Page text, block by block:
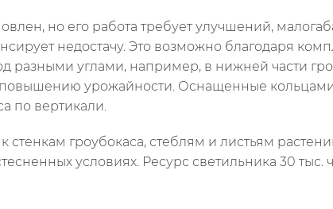
но его работа требует улучшений,
недостачу. Это возможно благодаря
углами, например, в нижней части
повышению урожайности. Оснащенные
по вертикали.
стенкам гроубокаса, стеблям и листьям
условиях. Ресурс светильника 30 тыс.